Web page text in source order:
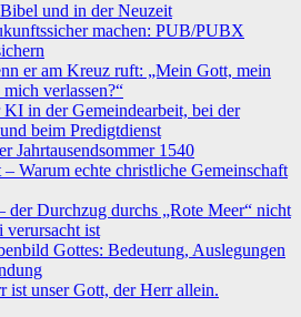
und in der Neuzeit
machen: PUB/PUBX
er am Kreuz ruft: „Mein Gott, mein
verlassen?“
in der Gemeindearbeit, bei der
beim Predigtdienst
Jahrtausendsommer 1540
Warum echte christliche Gemeinschaft
der Durchzug durchs „Rote Meer“ nicht
verursacht ist
Gottes: Bedeutung, Auslegungen
ist unser Gott, der Herr allein.